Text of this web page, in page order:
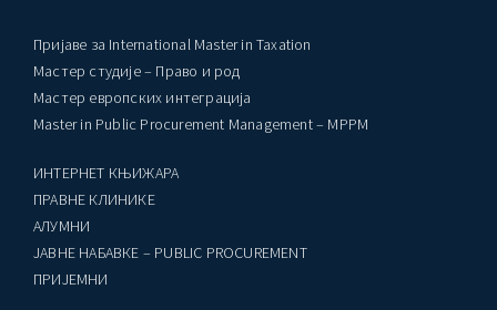
Пријаве за International Master in Taxation
Мастер студије – Право и род
Мастер европских интеграција
Master in Public Procurement Management – MPPM
ИНТЕРНЕТ КЊИЖАРА
ПРАВНЕ КЛИНИКЕ
AЛУМНИ
ЈАВНЕ НАБАВКЕ – PUBLIC PROCUREMENT
ПРИЈЕМНИ